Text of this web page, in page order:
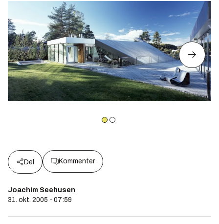
Del Kommenter
Joachim Seehusen
31. okt. 2005 - 07:59